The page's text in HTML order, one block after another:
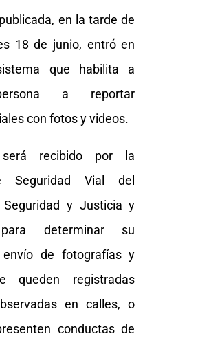
en la tarde de
18 de junio, entró en
que habilita a
a reportar
con fotos y videos.
recibido por la
Seguridad Vial del
y Justicia y
determinar su
envío de fotografías y
queden registradas
en calles, o
conductas de